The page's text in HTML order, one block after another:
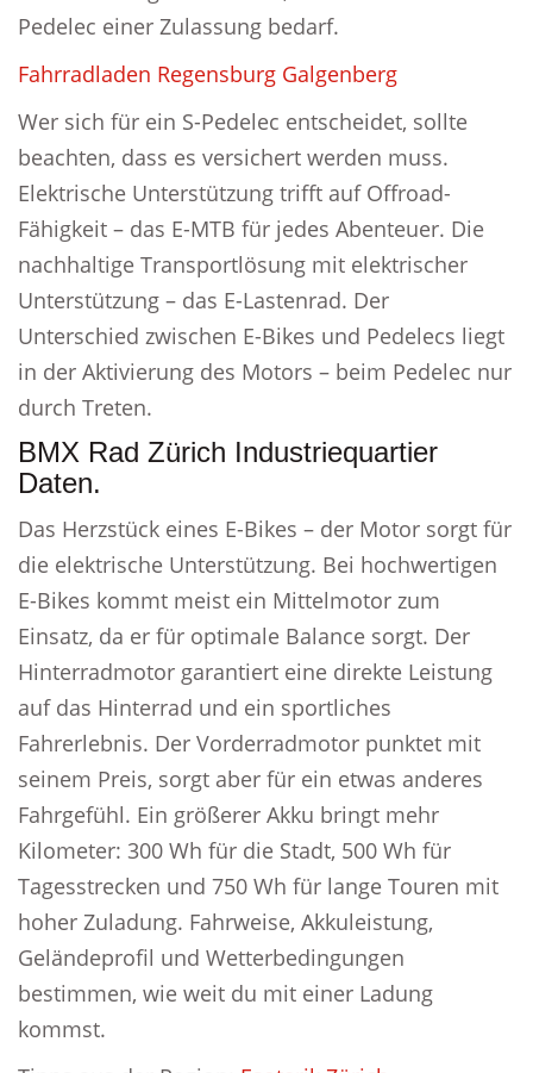
Pedelec einer Zulassung bedarf.
Fahrradladen Regensburg Galgenberg
Wer sich für ein S-Pedelec entscheidet, sollte
beachten, dass es versichert werden muss.
Elektrische Unterstützung trifft auf Offroad-
Fähigkeit – das E-MTB für jedes Abenteuer. Die
nachhaltige Transportlösung mit elektrischer
Unterstützung – das E-Lastenrad. Der
Unterschied zwischen E-Bikes und Pedelecs liegt
in der Aktivierung des Motors – beim Pedelec nur
durch Treten.
BMX Rad Zürich Industriequartier
Daten.
Das Herzstück eines E-Bikes – der Motor sorgt für
die elektrische Unterstützung. Bei hochwertigen
E-Bikes kommt meist ein Mittelmotor zum
Einsatz, da er für optimale Balance sorgt. Der
Hinterradmotor garantiert eine direkte Leistung
auf das Hinterrad und ein sportliches
Fahrerlebnis. Der Vorderradmotor punktet mit
seinem Preis, sorgt aber für ein etwas anderes
Fahrgefühl. Ein größerer Akku bringt mehr
Kilometer: 300 Wh für die Stadt, 500 Wh für
Tagesstrecken und 750 Wh für lange Touren mit
hoher Zuladung. Fahrweise, Akkuleistung,
Geländeprofil und Wetterbedingungen
bestimmen, wie weit du mit einer Ladung
kommst.